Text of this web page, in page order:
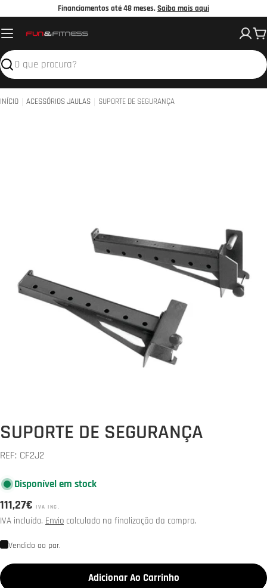
o
conteúdo
Financiamentos até 48 meses.Saiba mais aqui
Pesquisar
INÍCIO ACESSÓRIOS JAULAS SUPORTE DE SEGURANÇA
media 0 em modal
SUPORTE DE SEGURANÇA
REF: CF2J2
Disponível em stock
Preço
normal
111,27€ IVA INC.
IVA incluído. Envio calculado na finalização da compra.
Vendido ao par.
Adicionar Ao Carrinho